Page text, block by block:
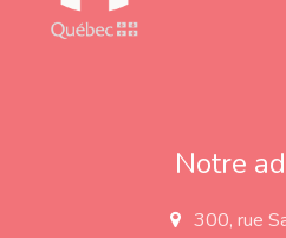
Notre
a
300, rue